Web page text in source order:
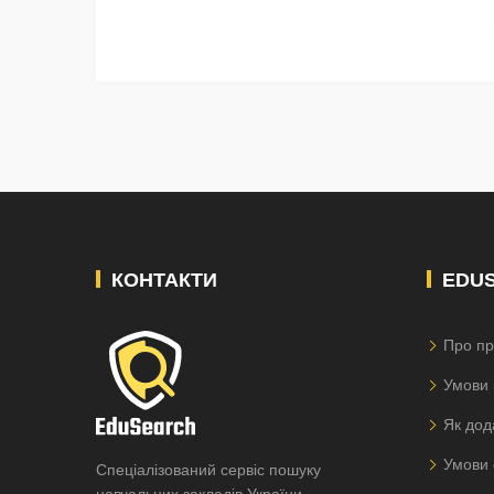
КОНТАКТИ
Спеціалізований сервіс пошуку
Про
Умови
Як
Умови